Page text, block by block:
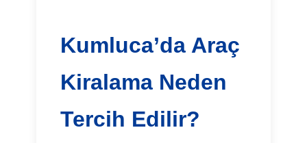
Kumluca’da Araç
Kiralama Neden
Tercih Edilir?